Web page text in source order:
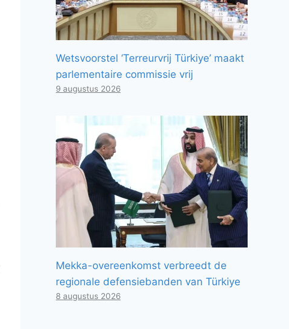
Wetsvoorstel ‘Terreurvrij Türkiye’ maakt
parlementaire commissie vrij
9 augustus 2026
Mekka-overeenkomst verbreedt de
regionale defensiebanden van Türkiye
8 augustus 2026